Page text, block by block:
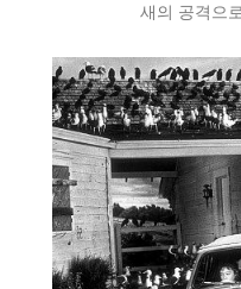
새의 공격으